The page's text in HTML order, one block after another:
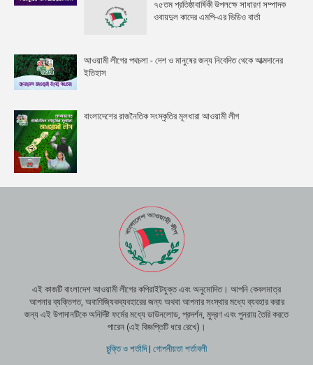
৭৫তম প্রতিষ্ঠাবার্ষিকী উপলক্ষে সাধারণ সম্পাদক
ওবায়দুল কাদের এমপি-এর ভিডিও বার্তা
আওয়ামী লীগের পথচলা - দেশ ও মানুষের জন্য নিবেদিত থেকে আত্মদানের
ইতিহাস
বাংলাদেশের রাজনৈতিক সংস্কৃতির মূলধারা আওয়ামী লীগ
এই কাজটি বাংলাদেশ আওয়ামী লীগের কপিরাইটযুক্ত এবং অনুমোদিত। আপনি কেবলমাত্র
আপনার ব্যক্তিগত, অবাণিজ্যিকব্যবহারের জন্য অথবা আপনার সংস্থার মধ্যে ব্যবহার করার
জন্য এই উপাদানটিকে অনির্দিষ্ট ফর্মের মধ্যে ডাউনলোড, প্রদর্শন, মুদ্রণ এবং পুনরায় তৈরি করতে
পারেন (এই বিজ্ঞপ্তিটি ধরে রেখে)।
চুক্তি ও শর্তাদি| গোপনীয়তা শর্তাবলী